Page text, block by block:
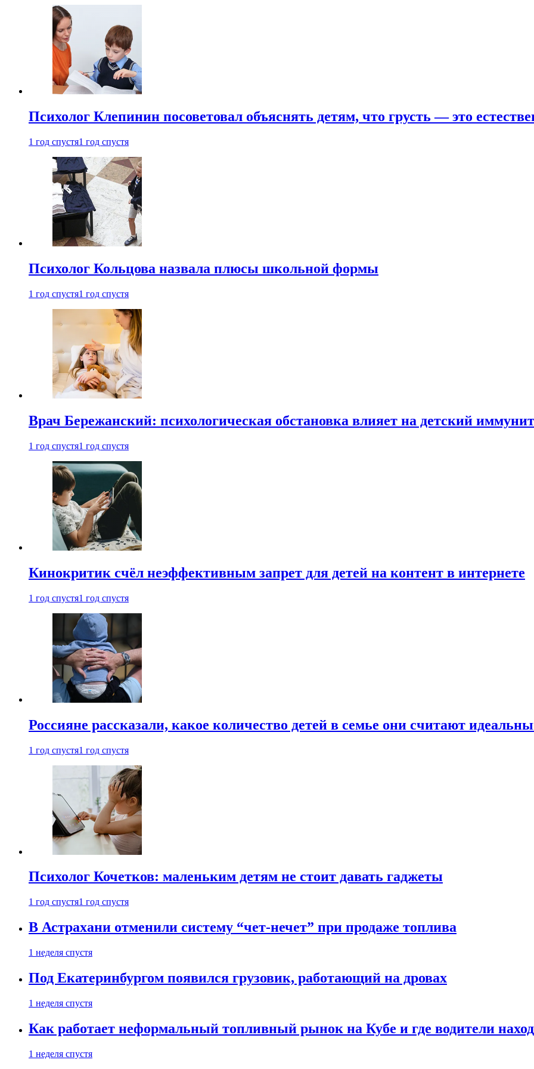
Психолог Клепинин посоветовал объяснять детям, что грусть — это
1 год спустя1 год спустя
Психолог Кольцова назвала плюсы школьной формы
1 год спустя1 год спустя
Врач Бережанский: психологическая обстановка влияет на детский
1 год спустя1 год спустя
Кинокритик счёл неэффективным запрет для детей на контент в интернете
1 год спустя1 год спустя
Россияне рассказали, какое количество детей в семье они считают
1 год спустя1 год спустя
Психолог Кочетков: маленьким детям не стоит давать гаджеты
1 год спустя1 год спустя
В Астрахани отменили систему “чет-нечет” при продаже топлива
1 неделя спустя
Под Екатеринбургом появился грузовик, работающий на дровах
1 неделя спустя
Как работает неформальный топливный рынок на Кубе и где водители
1 неделя спустя